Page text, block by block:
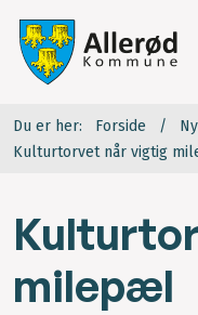
Du er her: Forside
Kulturtorvet når vigtig
milepæl